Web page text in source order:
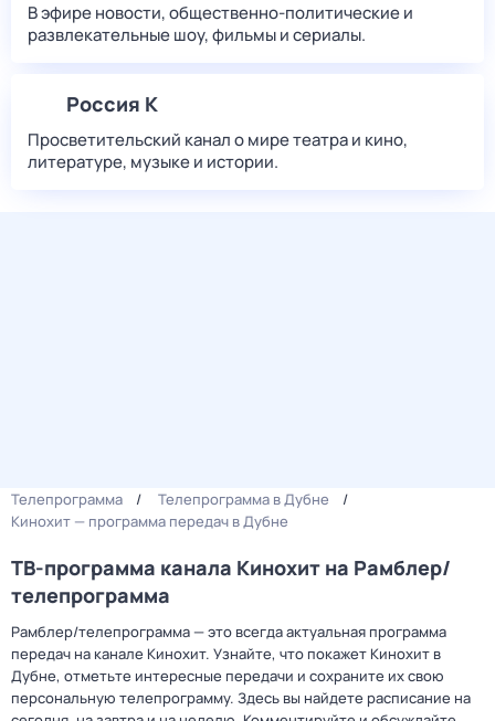
В эфире новости, общественно-политические и
развлекательные шоу, фильмы и сериалы.
Россия К
Просветительский канал о мире театра и кино,
литературе, музыке и истории.
Телепрограмма
Телепрограмма в Дубне
Кинохит — программа передач в Дубне
ТВ-программа канала Кинохит на Рамблер/
телепрограмма
Рамблер/телепрограмма — это всегда актуальная программа
передач на канале Кинохит. Узнайте, что покажет Кинохит в
Дубне, отметьте интересные передачи и сохраните их свою
персональную телепрограмму. Здесь вы найдете расписание на